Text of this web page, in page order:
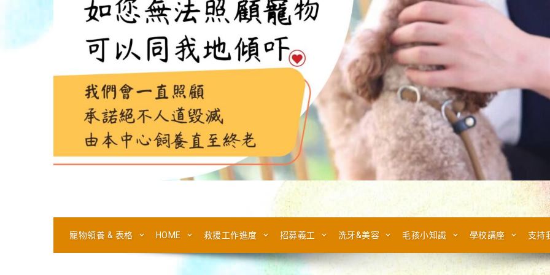
寵物領養 & 表格 HOME 救援工作進度 招募義工 洗牙&美容 毛孩小知識 學校講座 支持